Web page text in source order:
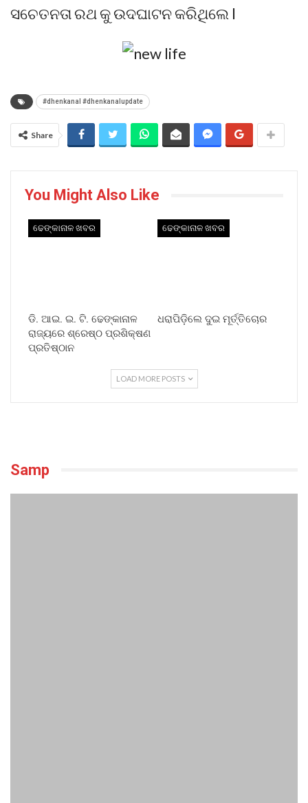
ସଚେତନତା ରଥ କୁ ଉଦଘାଟନ କରିଥିଲେ l
#dhenkanal #dhenkanalupdate
Share
You Might Also Like
ଢେଙ୍କାନାଳ ଖବର
ଡି. ଆଇ. ଇ. ଟି. ଢେଙ୍କାନାଳ
ରାଜ୍ୟରେ ଶ୍ରେଷ୍ଠ ପ୍ରଶିକ୍ଷଣ
ପ୍ରତିଷ୍ଠାନ
ଢେଙ୍କାନାଳ ଖବର
ଧରାପିଡ଼ିଲେ ଦୁଇ ମୂର୍ତ୍ତିଚୋର
LOAD MORE POSTS
Samp